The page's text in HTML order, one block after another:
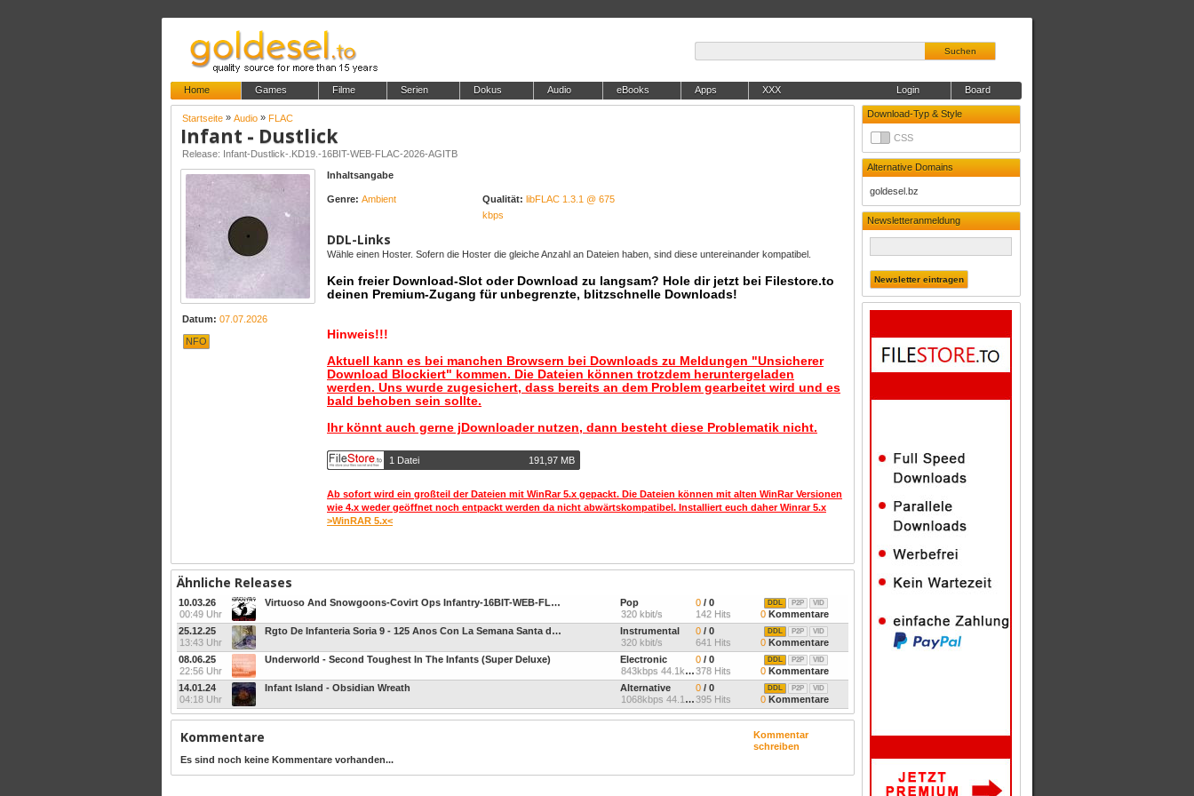
Suchen
Home Games Filme Serien Dokus Audio eBooks Apps XXX Board
Login
Download-Typ & Style
CSS
Alternative Domains
goldesel.bz
Newsletteranmeldung
Startseite » Audio » FLAC
Infant - Dustlick
Release: Infant-Dustlick-.KD19.-16BIT-WEB-FLAC-2026-AGITB
Datum: 07.07.2026
NFO
Inhaltsangabe
Genre: Ambient Qualität: libFLAC 1.3.1 @ 675
kbps
DDL-Links
Wähle einen Hoster. Sofern die Hoster die gleiche Anzahl an Dateien haben, sind diese untereinander kompatibel.
Kein freier Download-Slot oder Download zu langsam? Hole dir jetzt bei Filestore.to
deinen Premium-Zugang für unbegrenzte, blitzschnelle Downloads!
Hinweis!!!
Aktuell kann es bei manchen Browsern bei Downloads zu Meldungen "Unsicherer
Download Blockiert" kommen. Die Dateien können trotzdem heruntergeladen
werden. Uns wurde zugesichert, dass bereits an dem Problem gearbeitet wird und es
bald behoben sein sollte.
Ihr könnt auch gerne jDownloader nutzen, dann besteht diese Problematik nicht.
1 Datei 191,97 MB
Ab sofort wird ein großteil der Dateien mit WinRar 5.x gepackt. Die Dateien können mit alten WinRar Versionen
wie 4.x weder geöffnet noch entpackt werden da nicht abwärtskompatibel. Installiert euch daher Winrar 5.x
>WinRAR 5.x<
Ähnliche Releases
10.03.26
00:49 Uhr
Virtuoso And Snowgoons-Covirt Ops Infantry-16BIT-WEB-FLAC-2013-LSM
Pop
320 kbit/s
0 / 0
142 Hits
VID
P2P
DDL
0 Kommentare
25.12.25
13:43 Uhr
Rgto De Infanteria Soria 9 - 125 Anos Con La Semana Santa de Sevilla
Instrumental
320 kbit/s
0 / 0
641 Hits
VID
P2P
DDL
0 Kommentare
08.06.25
22:56 Uhr
Underworld - Second Toughest In The Infants (Super Deluxe)
Electronic
843kbps 44.1kHz
0 / 0
378 Hits
VID
P2P
DDL
0 Kommentare
14.01.24
04:18 Uhr
Infant Island - Obsidian Wreath
Alternative
1068kbps 44.1kHz
0 / 0
395 Hits
VID
P2P
DDL
0 Kommentare
Kommentar
schreiben
Kommentare
Es sind noch keine Kommentare vorhanden...